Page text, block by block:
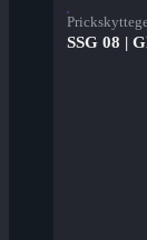
SSG 08 |